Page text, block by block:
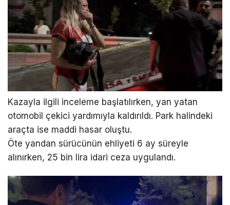
Kazayla ilgili inceleme başlatılırken, yan yatan
otomobil çekici yardımıyla kaldırıldı. Park halindeki
araçta ise maddi hasar oluştu.
Öte yandan sürücünün ehliyeti 6 ay süreyle
alınırken, 25 bin lira idari ceza uygulandı.